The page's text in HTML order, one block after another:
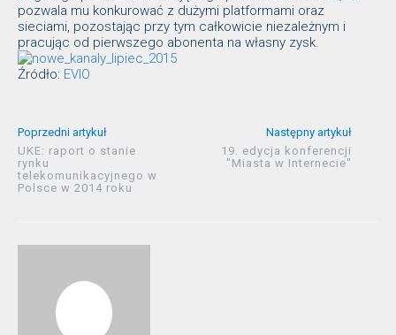
pozwala mu konkurować z dużymi platformami oraz
sieciami, pozostając przy tym całkowicie niezależnym i
pracując od pierwszego abonenta na własny zysk.
Źródło: EVIO
Poprzedni artykuł
UKE: raport o stanie
rynku
telekomunikacyjnego w
Polsce w 2014 roku
Następny artykuł
19. edycja konferencji
"Miasta w Internecie"